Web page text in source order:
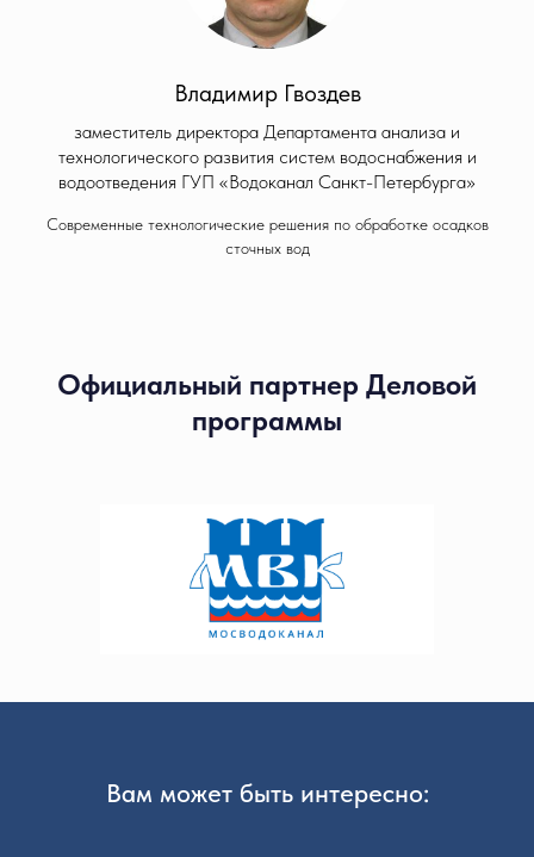
Владимир Гвоздев
заместитель директора Департамента анализа и
технологического развития систем водоснабжения и
водоотведения ГУП «Водоканал Санкт-Петербурга»
Современные технологические решения по обработке осадков
сточных вод
Официальный партнер Деловой
программы
Вам может быть интересно: